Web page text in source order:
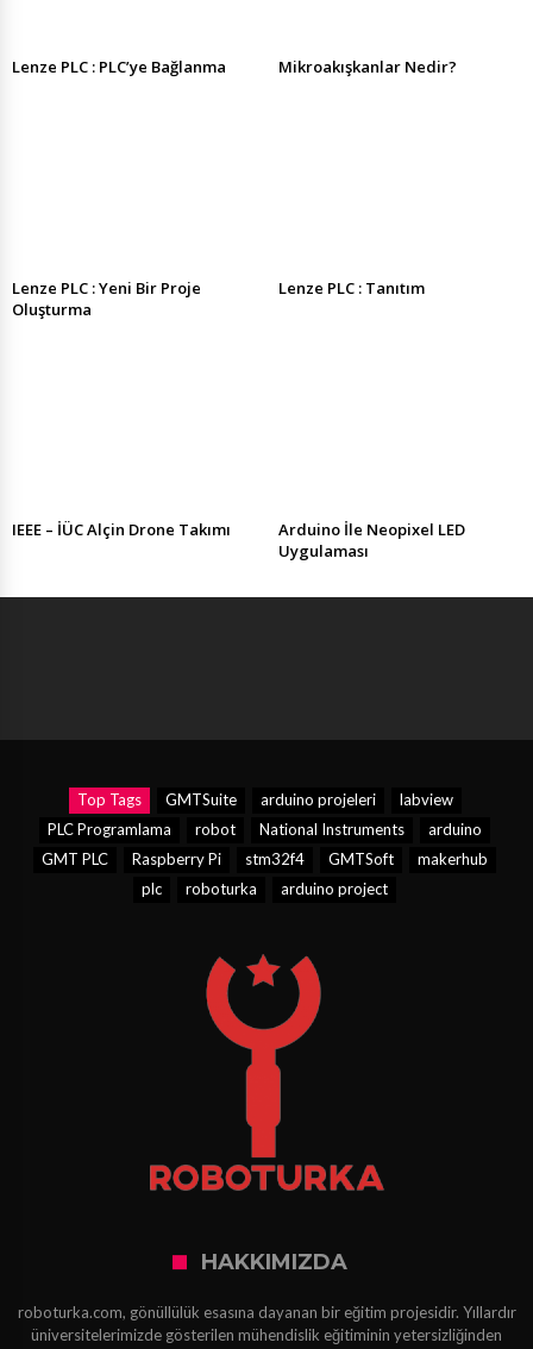
Lenze PLC : PLC’ye Bağlanma Mikroakışkanlar Nedir?
Lenze PLC : Yeni Bir Proje
Oluşturma
Lenze PLC : Tanıtım
IEEE – İÜC Alçin Drone Takımı
Arduino İle Neopixel LED
Uygulaması
Top Tags GMTSuite arduino projeleri
labview
PLC Programlama
robot National Instruments
arduino
GMT PLC
Raspberry Pi stm32f4 GMTSoft
makerhub
plc
roboturka arduino project
HAKKIMIZDA
roboturka.com, gönüllülük esasına dayanan bir eğitim projesidir. Yıllardır
üniversitelerimizde gösterilen mühendislik eğitiminin yetersizliğinden